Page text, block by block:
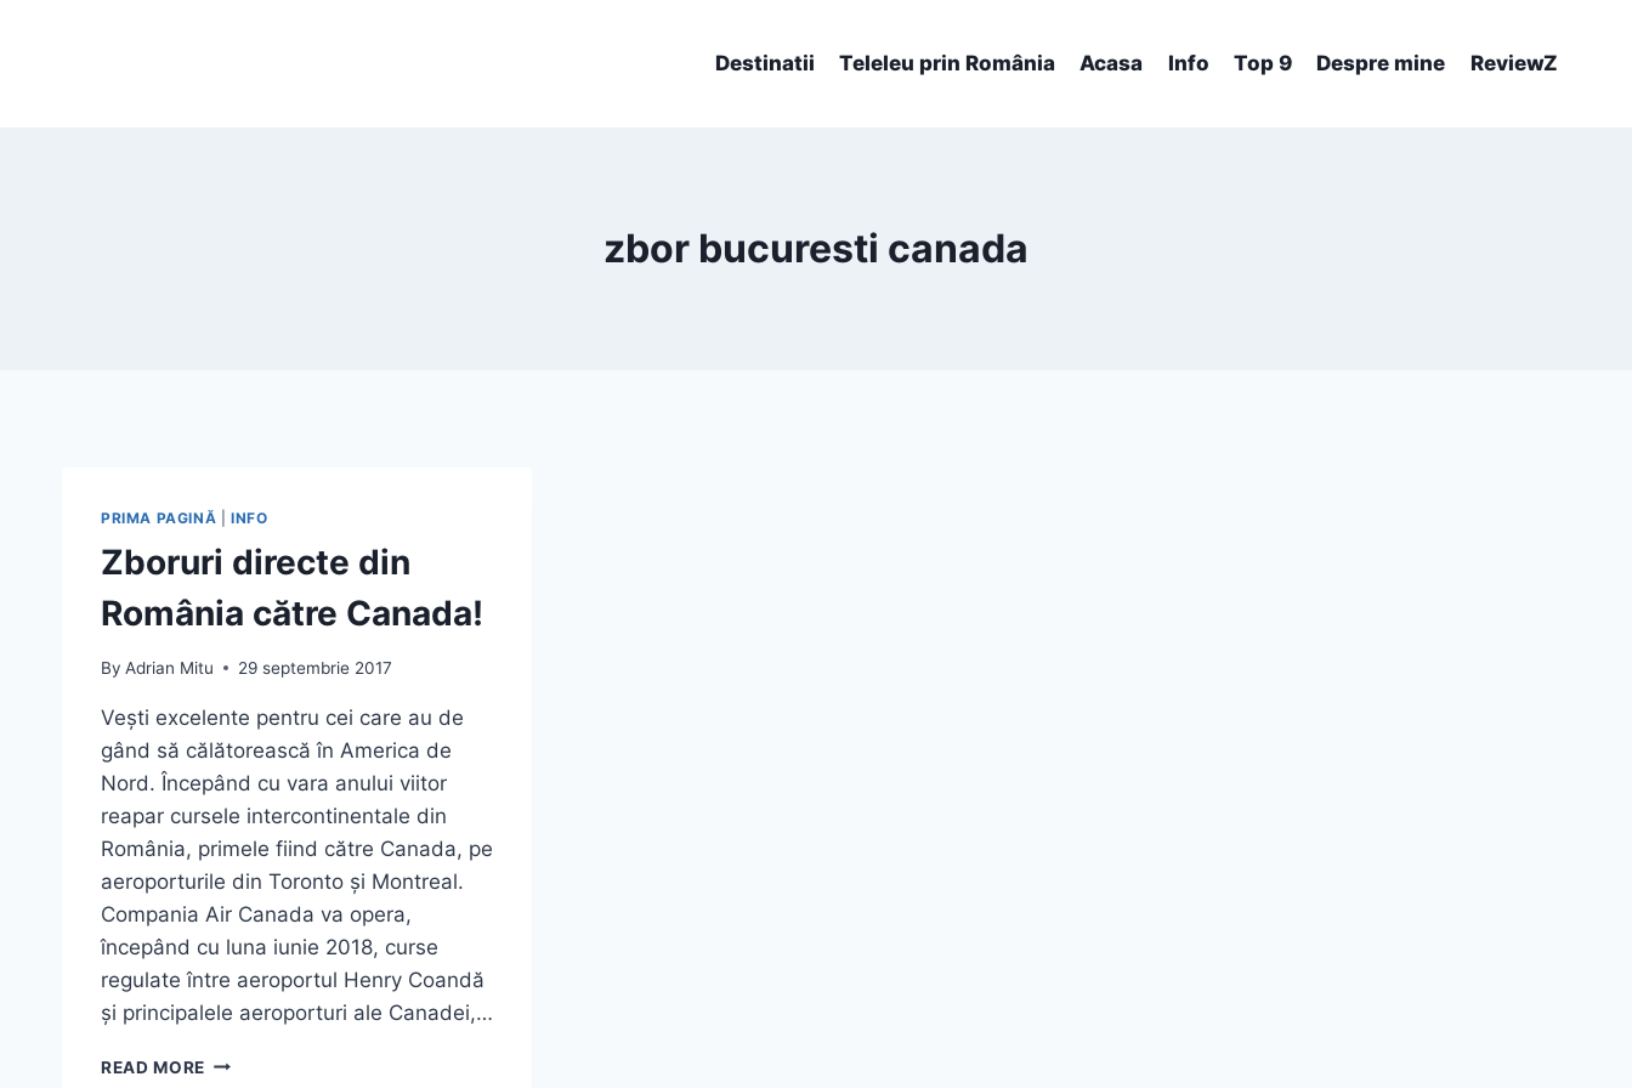
Destinatii Teleleu prin România Acasa Info Top 9 Despre mine ReviewZ
zbor bucuresti canada
PRIMA PAGINĂ INFO
Zboruri directe din
România către Canada!
By Adrian Mitu 29 septembrie 2017
Vești excelente pentru cei care au de
gând să călătorească în America de
Nord. Începând cu vara anului viitor
reapar cursele intercontinentale din
România, primele fiind către Canada, pe
aeroporturile din Toronto și Montreal.
Compania Air Canada va opera,
începând cu luna iunie 2018, curse
regulate între aeroportul Henry Coandă
și principalele aeroporturi ale Canadei,…
READ MORE ZBORURI